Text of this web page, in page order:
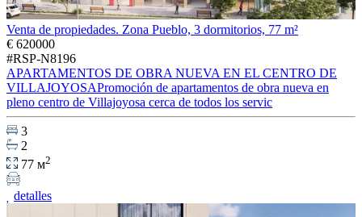
Venta de propiedades. Zona Pueblo, 3 dormitorios, 77 m²
€ 620000
#RSP-N8196
APARTAMENTOS DE OBRA NUEVA EN EL CENTRO DE
VILLAJOYOSAPromoción de apartamentos de obra nueva en
pleno centro de Villajoyosa cerca de todos los servic
3
2
77 м2
detalles